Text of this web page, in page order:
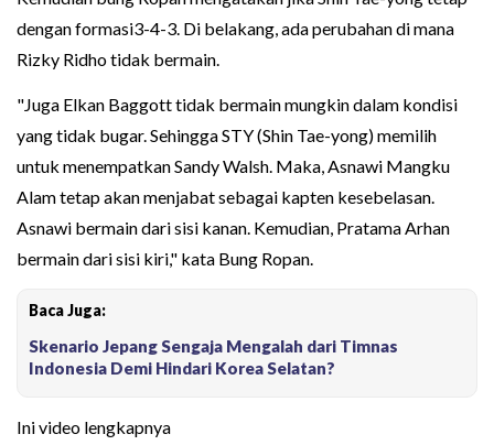
dengan formasi3-4-3. Di belakang, ada perubahan di mana
Rizky Ridho tidak bermain.
"Juga Elkan Baggott tidak bermain mungkin dalam kondisi
yang tidak bugar. Sehingga STY (Shin Tae-yong) memilih
untuk menempatkan Sandy Walsh. Maka, Asnawi Mangku
Alam tetap akan menjabat sebagai kapten kesebelasan.
Asnawi bermain dari sisi kanan. Kemudian, Pratama Arhan
bermain dari sisi kiri," kata Bung Ropan.
Baca Juga:
Skenario Jepang Sengaja Mengalah dari Timnas
Indonesia Demi Hindari Korea Selatan?
Ini video lengkapnya